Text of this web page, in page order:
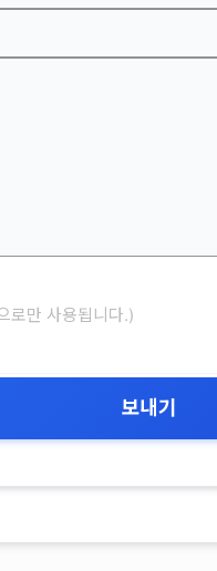
로만 사용됩니다.)
보내기